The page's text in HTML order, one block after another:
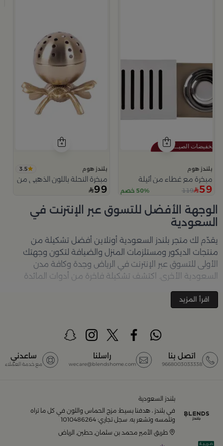
بلندز هوم
مبخرة مع غطاء من أثيلة
59
119 50% خصم
بلندز هوم 3.5
مبخرة النحلة باللون الذهبي من امارا
99
الوجهة الأفضل للتسوق عبر الإنترنت في
السعودية
يقدّم لك متجر بلندز السعودية أونلاين أفضل تشكيلة من
منتجات الديكور ومستلزمات المنزل والضيافة لتكون وجهتك
الأولى للتسوق عبر الإنترنت في الرياض وجدة وكافة مدن
السعودية الأخرى. اكتشف تشكيلة فاخرة من أدوات المائدة
جمالية على كل زاوية في منزلك – كل ذلك وأكثر في مكان واحد.
أفضل المنتجات والتصاميم في السعودية
منزلك وإضفاء لمسات أناقة. ستجد لدينا كل ما ترغب به من:
أواني تقديم فاخرة وأطقم مائدة راقية
أدوات القهوة والشاي الفريدة
اقرأ المزيد
اتصل بنا
9668003033338
راسلنا
wecare@blendshome.com
ساعدني
مع خدمة العملاء
بلندز السعودية
في بلندز ، هدفنا بسيط: مزج الحماس واللون في كل ما تراه
وتلمسه وتشعر به. سجل تجاري: 1010486264
طريق الأمير محمد بن سلمان, حطين, الرياض